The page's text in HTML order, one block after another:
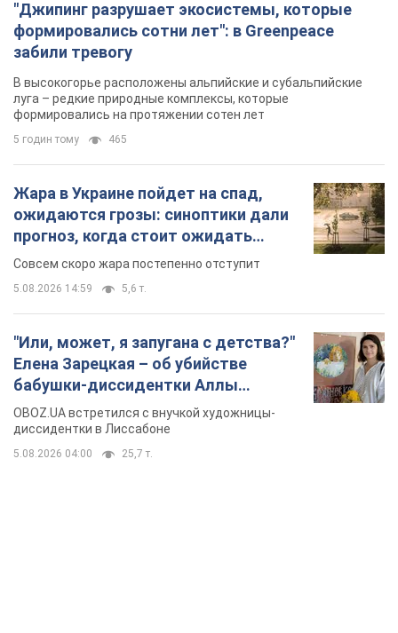
Жара в Украине пойдет на спад,
ожидаются грозы: синоптики дали
прогноз, когда стоит ожидать
изменения погоды
Совсем скоро жара постепенно отступит
5.08.2026 14:59 5,6 т.
"Или, может, я запугана с детства?"
Елена Зарецкая – об убийстве
бабушки-диссидентки Аллы
Горской, критике сына Стуса и
бегстве в Португалию с пятью
детьми
OBOZ.UA встретился с внучкой художницы-